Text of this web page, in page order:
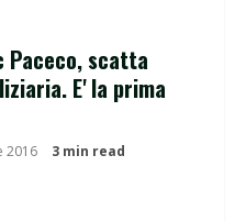
Paceco, scatta
E' la prima
2016 3 min read